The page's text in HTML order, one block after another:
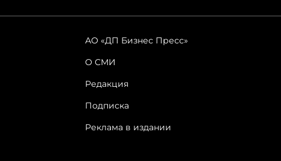
АО «ДП Бизнес Пресс»
О СМИ
Редакция
Подписка
Реклама в издании